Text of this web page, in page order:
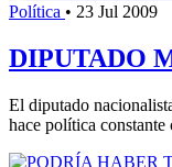
Política • 23 Jul 2009
DIPUTADO
El diputado
hace política constante